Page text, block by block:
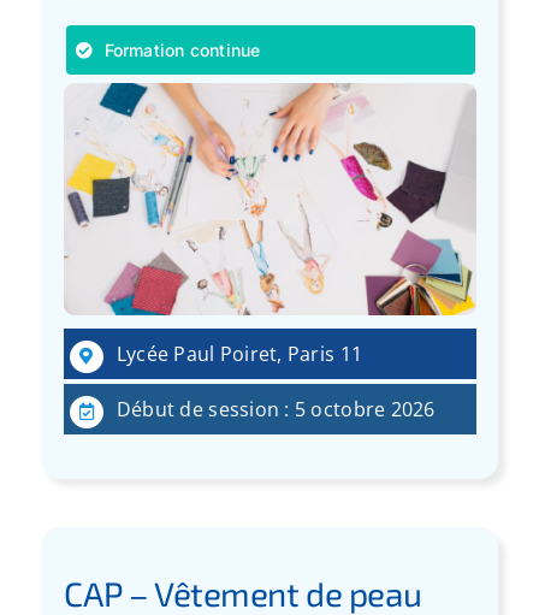
Formation continue
Lycée Paul Poiret, Paris 11
Début de session : 5 octobre 2026
CAP – Vêtement de peau